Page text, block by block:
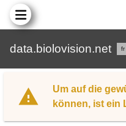
data.biolovision.net fr
Um auf die
können, ist ein